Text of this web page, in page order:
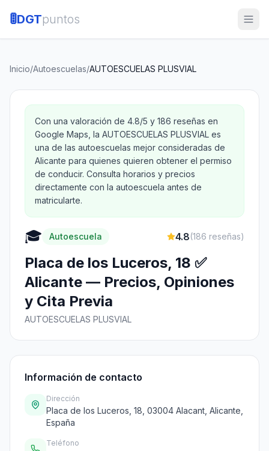
🚦DGTpuntos
Inicio/Autoescuelas/AUTOESCUELAS PLUSVIAL
Con una valoración de 4.8/5 y 186 reseñas en
Google Maps, la AUTOESCUELAS PLUSVIAL es
una de las autoescuelas mejor consideradas de
Alicante para quienes quieren obtener el permiso
de conducir. Consulta horarios y precios
directamente con la autoescuela antes de
matricularte.
🎓 Autoescuela 4.8(186 reseñas)
Placa de los Luceros, 18 ✅
Alicante — Precios, Opiniones
y Cita Previa
AUTOESCUELAS PLUSVIAL
Información de contacto
Dirección
Placa de los Luceros, 18, 03004 Alacant, Alicante,
España
Teléfono